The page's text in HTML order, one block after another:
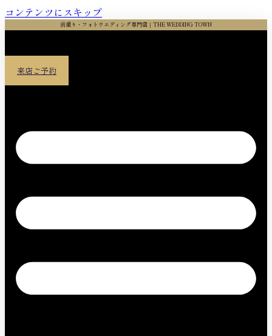
コンテンツにスキップ
前撮り・フォトウエディング専門店｜THE WEDDING TOWN
来店ご予約